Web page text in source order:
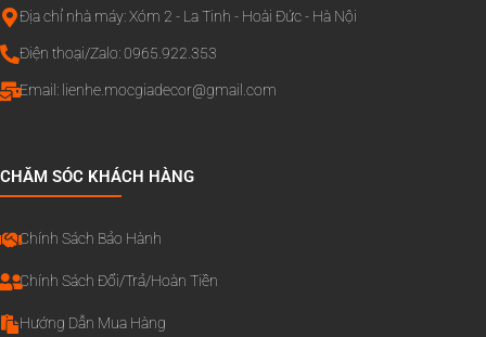
Địa chỉ nhà máy: Xóm 2 - La Tinh - Hoài Đức - Hà Nội
Điện thoại/Zalo: 0965.922.353
Email: lienhe.mocgiadecor@gmail.com
CHĂM SÓC KHÁCH HÀNG
Chính Sách Bảo Hành
Chính Sách Đổi/Trả/Hoàn Tiền
Hướng Dẫn Mua Hàng